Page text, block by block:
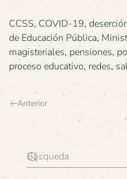
CCSS, COVID-19,
de Educación Pública,
magisteriales, pensiones,
proceso educativo, redes,
Anterior